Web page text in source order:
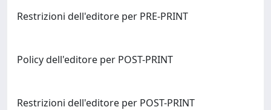
Restrizioni dell'editore per PRE-PRINT
Policy dell'editore per POST-PRINT
Restrizioni dell'editore per POST-PRINT